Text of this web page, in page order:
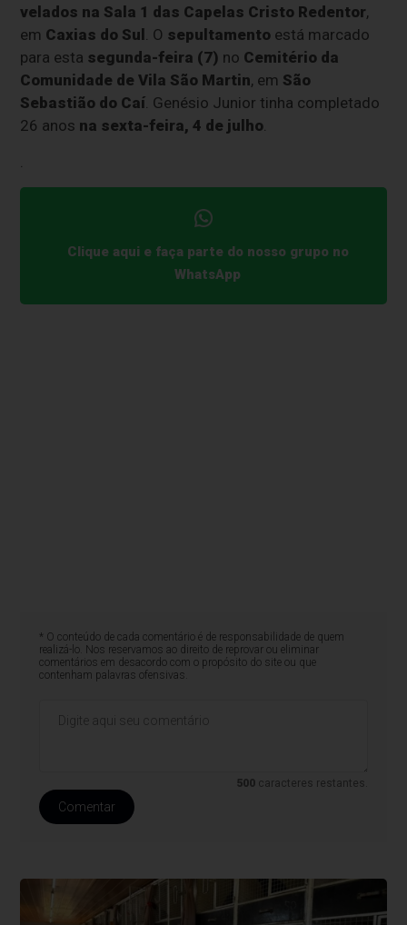
velados na Sala 1 das Capelas Cristo Redentor,
em Caxias do Sul . O sepultamento está marcado
para esta segunda-feira (7) no Cemitério da
Comunidade de Vila São Martin, em São
Sebastião do Caí. Genésio Junior tinha completado
26 anos na sexta-feira, 4 de julho.
.
Clique aqui e faça parte do nosso grupo no
WhatsApp
* O conteúdo de cada comentário é de responsabilidade de quem
realizá-lo. Nos reservamos ao direito de reprovar ou eliminar
comentários em desacordo com o propósito do site ou que
contenham palavras ofensivas.
500 caracteres restantes.
Comentar